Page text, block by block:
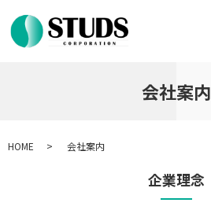
会社案内
HOME 会社案内
企業理念